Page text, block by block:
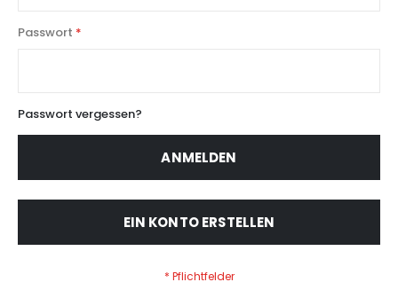
Passwort
Passwort vergessen?
ANMELDEN
EIN KONTO ERSTELLEN